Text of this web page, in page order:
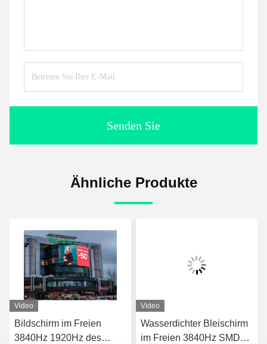
Senden Sie
Ähnliche Produkte
Video
Bildschirm im Freien
3840Hz 1920Hz des
Video
Wasserdichter Bleischirm
im Freien 3840Hz SMD